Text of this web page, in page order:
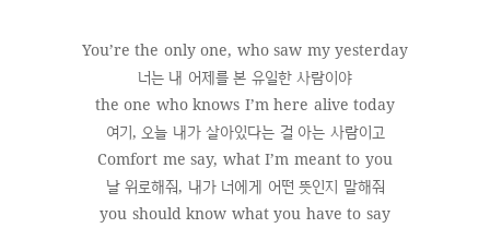
You’re the only one, who saw my yesterday
너는 내 어제를 본 유일한 사람이야
the one who knows I’m here alive today
여기, 오늘 내가 살아있다는 걸 아는 사람이고
Comfort me say, what I’m meant to you
날 위로해줘, 내가 너에게 어떤 뜻인지 말해줘
you should know what you have to say